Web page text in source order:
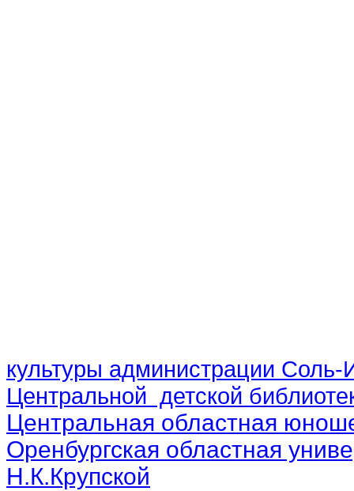
культуры администрации Соль-
Центральной детской
Центральная областная
Оренбургская областная
Н.К.Крупской